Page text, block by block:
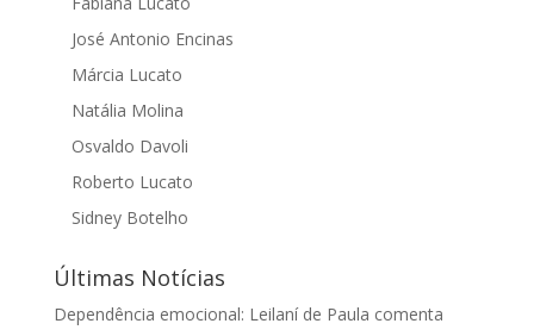
José Antonio Encinas
Márcia Lucato
Natália Molina
Osvaldo Davoli
Roberto Lucato
Sidney Botelho
Últimas Notícias
Dependência emocional: Leilaní de Paula comenta